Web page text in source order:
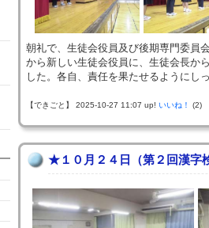
朝礼で、生徒会役員及び後期専門委員
から新しい生徒会役員に、生徒会長か
した。各自、責任を果たせるようにし
【できごと】 2025-10-27 11:07 up! いいね！ (2)
★１０月２４日（第２回漢字